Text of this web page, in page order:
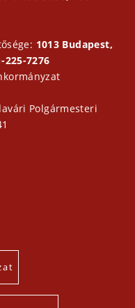
1013 Budapest,
225-7276
Polgármesteri